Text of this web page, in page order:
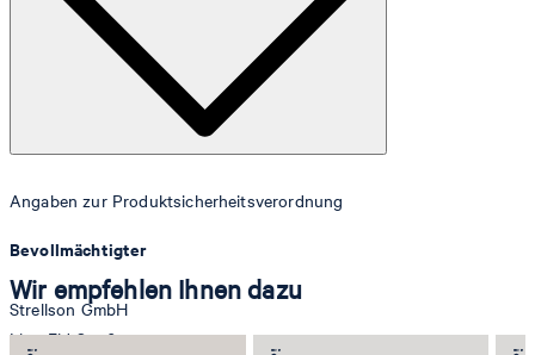
Angaben zur Produktsicherheitsverordnung
Bevollmächtigter
Strellson GmbH
Line-Eid-Str. 6
Wir empfehlen Ihnen dazu